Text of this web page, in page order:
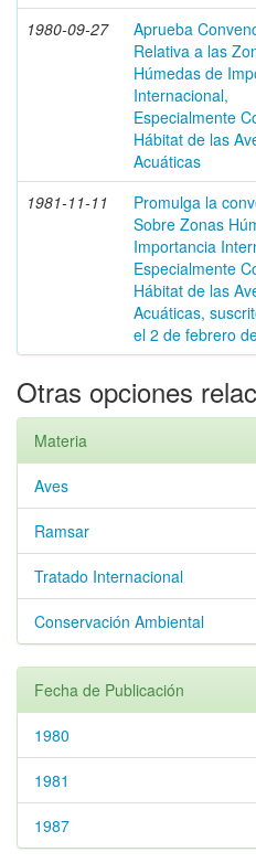
1980-09-27
Aprueba
Relativa a las
Húmedas de
Internacional,
Especialmente
Hábitat de las
Acuáticas
1981-11-11
Promulga la
Sobre Zonas
Importancia
Especialmente
Hábitat de las
Acuáticas,
el 2 de febrero
Otras opciones
Materia
Aves
Ramsar
Tratado Internacional
Conservación Ambiental
Fecha de Publicación
1980
1981
1987